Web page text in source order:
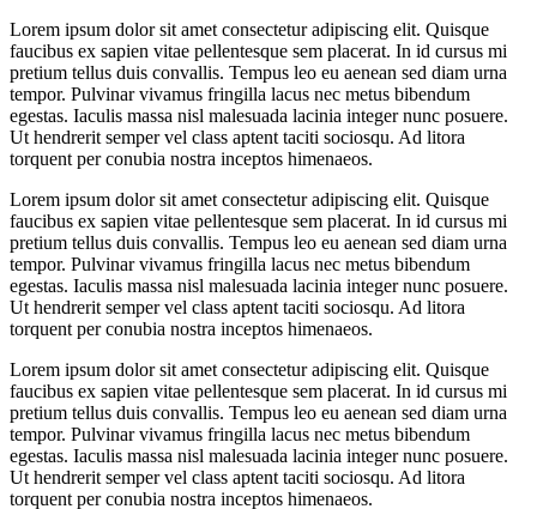
Lorem ipsum dolor sit amet consectetur adipiscing elit. Quisque
faucibus ex sapien vitae pellentesque sem placerat. In id cursus mi
pretium tellus duis convallis. Tempus leo eu aenean sed diam urna
tempor. Pulvinar vivamus fringilla lacus nec metus bibendum
egestas. Iaculis massa nisl malesuada lacinia integer nunc posuere.
Ut hendrerit semper vel class aptent taciti sociosqu. Ad litora
torquent per conubia nostra inceptos himenaeos.
Lorem ipsum dolor sit amet consectetur adipiscing elit. Quisque
faucibus ex sapien vitae pellentesque sem placerat. In id cursus mi
pretium tellus duis convallis. Tempus leo eu aenean sed diam urna
tempor. Pulvinar vivamus fringilla lacus nec metus bibendum
egestas. Iaculis massa nisl malesuada lacinia integer nunc posuere.
Ut hendrerit semper vel class aptent taciti sociosqu. Ad litora
torquent per conubia nostra inceptos himenaeos.
Lorem ipsum dolor sit amet consectetur adipiscing elit. Quisque
faucibus ex sapien vitae pellentesque sem placerat. In id cursus mi
pretium tellus duis convallis. Tempus leo eu aenean sed diam urna
tempor. Pulvinar vivamus fringilla lacus nec metus bibendum
egestas. Iaculis massa nisl malesuada lacinia integer nunc posuere.
Ut hendrerit semper vel class aptent taciti sociosqu. Ad litora
torquent per conubia nostra inceptos himenaeos.